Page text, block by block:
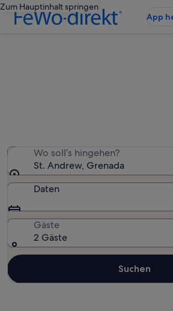
Zum Hauptinhalt springen
App
Wo soll’s hingehen?
St. Andrew, Grenada
Daten
Gäste
2 Gäste
Suchen